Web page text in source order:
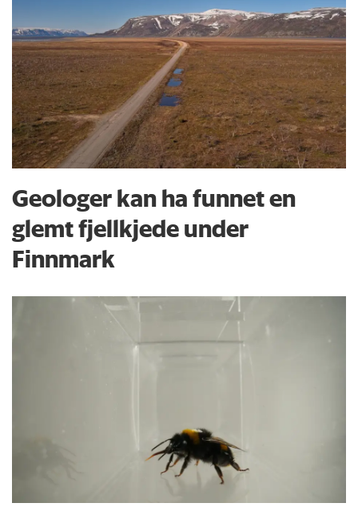
Geologer kan ha funnet en
glemt fjellkjede under
Finnmark